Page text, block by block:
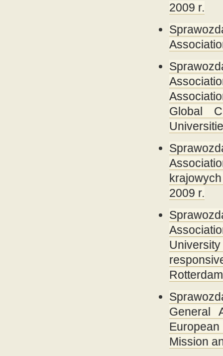
2009 r.
Global
2009 r.
General
Mission